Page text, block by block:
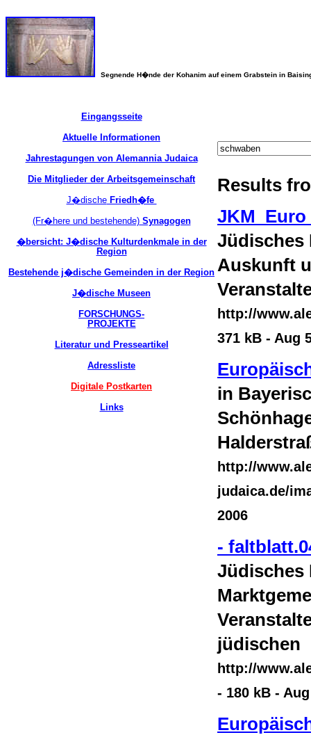
Segnende H�nde der Kohanim auf einem Grabstein in
Eingangsseite
Aktuelle Informationen
Jahrestagungen von Alemannia Judaica
Die Mitglieder der Arbeitsgemeinschaft
J�discheFriedh�fe
(Fr�here und bestehende)Synagogen
�bersicht: J�dische Kulturdenkmale in der
Region
Bestehende j�dische Gemeinden in der Region
J�dische Museen
FORSCHUNGS-
PROJEKTE
Literatur und Presseartikel
Adressliste
Digitale Postkarten
Links
Results
Jüdisches
Auskunft
http://
371 kB - Aug
in
http://
judaica.de/
2006
-
Jüdisches
jüdischen
http://
- 180 kB -